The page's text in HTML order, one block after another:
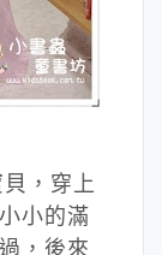
，穿上
小的滿
，後來